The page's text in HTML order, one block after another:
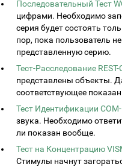
Последовательный Тест
цифрами. Необходимо
серия будет состоять
пор, пока пользователь
представленную серию.
Тест-Расследование REST-
представлены объекты.
соответствующее
Тест Идентификации
звука. Необходимо
ли показан вообще.
Тест на Концентрацию
Стимулы начнут